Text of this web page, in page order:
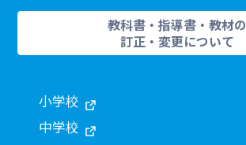
教科書・指導書・教材の
訂正・変更について
小学校
中学校